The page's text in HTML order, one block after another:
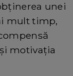
unei
mult timp,
motivația